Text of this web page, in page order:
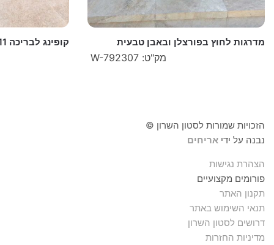
מדרגות לחוץ בפורצלן ובאבן טבעית
מק"ט: W-792307
קופינג לבריכה MAYOR CLOUD R11
הזכויות שמורות לסטון השרון ©
נבנה על ידי אריחים
הצהרת נגישות
פורומים מקצועיים
תקנון האתר
תנאי השימוש באתר
דרושים לסטון השרון
מדיניות החזרות